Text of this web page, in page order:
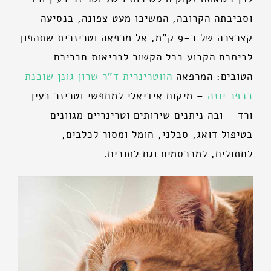
וסביבתה הקרובה, המשיכו מעט צפונה, בנסיעה
קצרצרה של כ-9 ק"מ, אל מרפאה וטרינרית שתהפוך
לביתכם הקבוע בכל הקשור לבריאות חבריכם
הטובים: המרפאה הווטרינרית ד"ר שרון גונן שוכנת
בכפר יונה – מיקום אידיאלי למחפשי וטרינר בעין
ורד – ובה ניתנים שירותים וטרינריים מגוונים
בטיפול דואג, סבלני, חומל ומסור לכלבים,
לחתולים, למכרסמים וגם לתוכים.